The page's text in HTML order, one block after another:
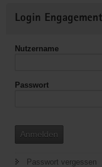
Abteilung
Informationen
Login
Nutzername
Passwort
Anmelden
Passwort vergessen